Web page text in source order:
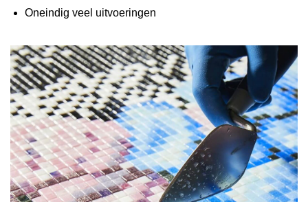
Oneindig veel uitvoeringen